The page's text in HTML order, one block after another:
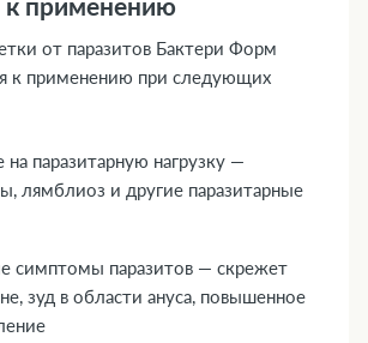
от паразитов Бактери Форм
к применению при следующих
паразитарную нагрузку —
лямблиоз и другие паразитарные
симптомы паразитов — скрежет
зуд в области ануса, повышенное